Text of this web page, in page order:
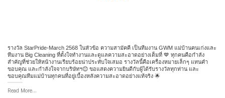
รางวัล StarPride-March 2568 ในหัวข้อ ความสามัคคี เป็นทีมงาน GWM แม่บ้านคนเก่งและ
ทีมงาน Big Cleaning ที่ตั้งใจทำงานและดูแลความสะอาดอย่างเต็มที่ 💙 ทุกคนคือกำลัง
สำคัญที่ช่วยให้หน้างานเรียบร้อยน่าประทับใจเสมอ รางวัลนี้คือเครื่องหมายเล็กๆ แทนคำ
ขอบคุณ และกำลังใจจากบริษัทฯ😊 ขอแสดงความยินดีกับผู้ได้รับรางวัลทุกท่าน และ
ขอบคุณทีมแม่บ้านทุกคนที่อยู่เบื้องหลังความสะอาดอย่างแท้จริง 🌟
Read More...